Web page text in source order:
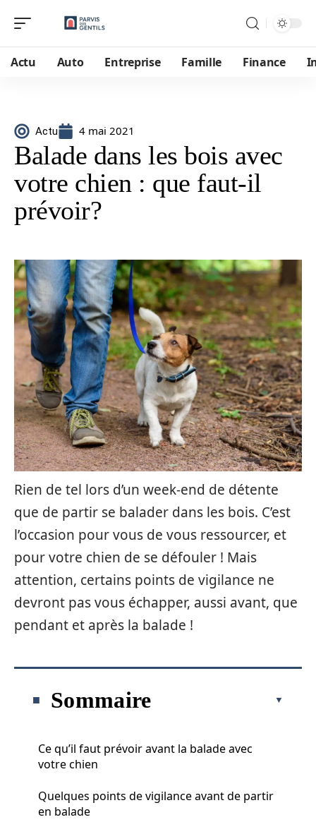
Actu Auto Entreprise Famille Finance
Actu 4 mai 2021
Balade dans les bois avec
votre chien : que faut-il
prévoir?
Rien de tel lors d’un week-end de détente
que de partir se balader dans les bois. C’est
l’occasion pour vous de vous ressourcer, et
pour votre chien de se défouler ! Mais
attention, certains points de vigilance ne
devront pas vous échapper, aussi avant, que
pendant et après la balade !
Sommaire
Ce qu’il faut prévoir avant la balade avec
votre chien
Quelques points de vigilance avant de partir
en balade